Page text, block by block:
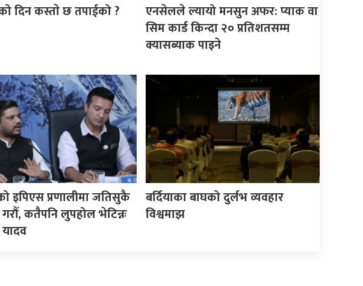
दिन कस्ताे छ तपाईको ?
एनसेलले ल्यायो मनसुन अफर: प्याक वा
सिम कार्ड किन्दा २० प्रतिशतसम्म
क्यासब्याक पाइने
इपिएस प्रणालीमा जतिसुकै
कतैपनि लुपहोल भेटिन्नः
यादव
बर्दियाका बाघको दुर्लभ व्यवहार
विश्वमाझ